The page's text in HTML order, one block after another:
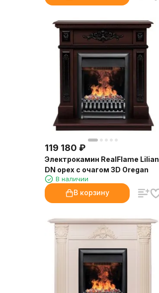
119 180 ₽
Электрокамин RealFlame Lilian
DN орех с очагом 3D Oregan
В наличии
В корзину